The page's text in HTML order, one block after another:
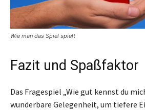
Wie man das Spiel spielt
Fazit und Spaßfaktor
Das Fragespiel „Wie gut kennst du
wunderbare Gelegenheit, um tiefere